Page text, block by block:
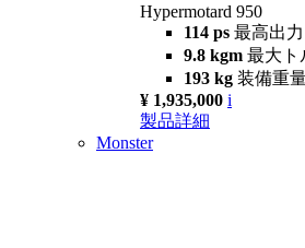
Hypermotard 950
114 ps 最高出力
9.8 kgm 最大ト
193 kg 装備重
¥ 1,935,000 i
製品詳細
Monster